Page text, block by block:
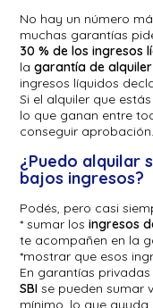
No hay un número
muchas garantías
30 % de los ingresos
lagarantía de alquiler
ingresos líquidos
Si el alquiler que
lo que ganan entre
conseguir aprobación.
¿Puedo alquilar
bajos ingresos?
Podés, pero casi
* sumar losingresos
te acompañen en la
*mostrar que esos
En garantías
SBI se pueden sumar
mínimo, lo que ayuda